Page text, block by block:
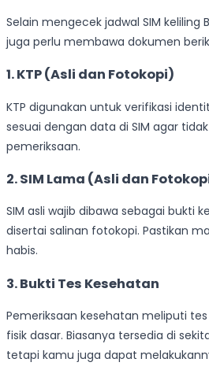
Selain mengecek jadwal SIM keliling
juga perlu membawa dokumen
1. KTP (Asli dan Fotokopi)
KTP digunakan untuk verifikasi
sesuai dengan data di SIM agar
pemeriksaan.
2. SIM Lama (Asli dan
SIM asli wajib dibawa sebagai bukti
disertai salinan fotokopi. Pastikan
habis.
3. Bukti Tes Kesehatan
Pemeriksaan kesehatan meliputi
fisik dasar. Biasanya tersedia di
tetapi kamu juga dapat